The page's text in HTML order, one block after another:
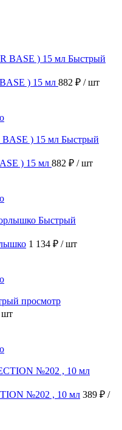
Быстрый
) 15 мл 882 ₽ / шт
Быстрый
) 15 мл 882 ₽ / шт
Быстрый
1 134 ₽ / шт
просмотр
шт
№202 , 10 мл 389 ₽ /